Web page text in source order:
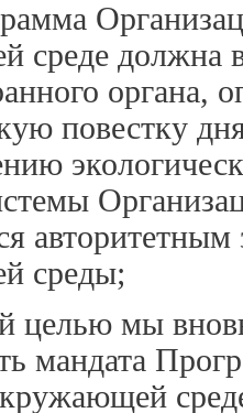
среде должна
органа,
повестку
среды;
целью мы
мандата